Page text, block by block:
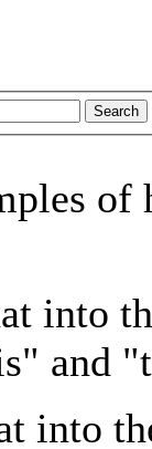
Search
of
into
and
into